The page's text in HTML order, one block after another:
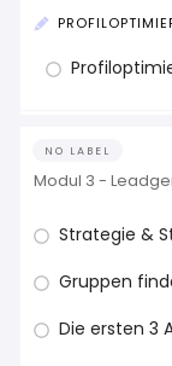
NO LABEL
Modul 3 -
Strategie &
Gruppen
Die ersten 3